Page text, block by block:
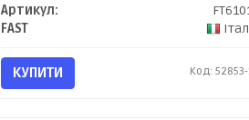
Артикул:
FAST
КУПИТИ Код: